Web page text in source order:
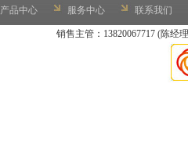
产品中心 服务中心 联系我们
销售主管：13820067717 (陈